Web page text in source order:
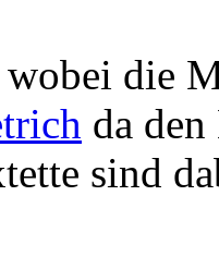
wobei die
da
sind